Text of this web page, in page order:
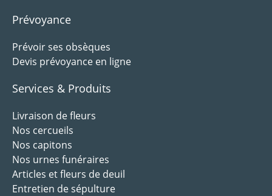
Prévoyance
Prévoir ses obsèques
Devis prévoyance en ligne
Services & Produits
Livraison de fleurs
Nos cercueils
Nos capitons
Nos urnes funéraires
Articles et fleurs de deuil
Entretien de sépulture